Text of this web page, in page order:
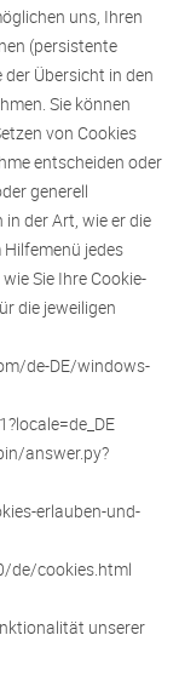
uns, Ihren
(persistente
der Übersicht in den
Sie können
von Cookies
entscheiden oder
generell
der Art, wie er die
jedes
Sie Ihre Cookie-
die jeweiligen
de-DE/windows-
answer.py?
erlauben-und-
de/cookies.html
unserer